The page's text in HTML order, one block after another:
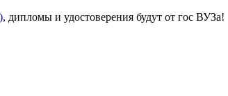
, дипломы и удостоверения будут от гос ВУЗа!